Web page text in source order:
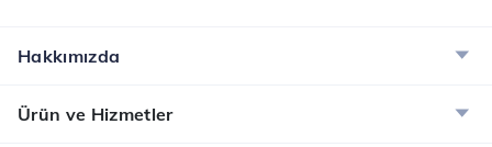
Hakkımızda
Ürün ve Hizmetler